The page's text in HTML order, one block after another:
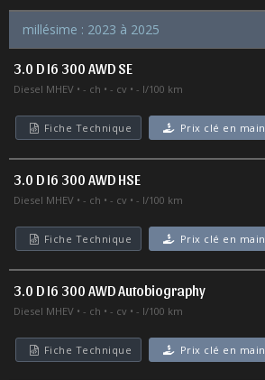
millésime : 2023 à 2025
3.0 D I6 300 AWD SE
Diesel MHEV - ch - cv - l/100 km
Fiche Technique Prix clé en main
3.0 D I6 300 AWD HSE
Diesel MHEV - ch - cv - l/100 km
Fiche Technique Prix clé en main
3.0 D I6 300 AWD Autobiography
Diesel MHEV - ch - cv - l/100 km
Fiche Technique Prix clé en main